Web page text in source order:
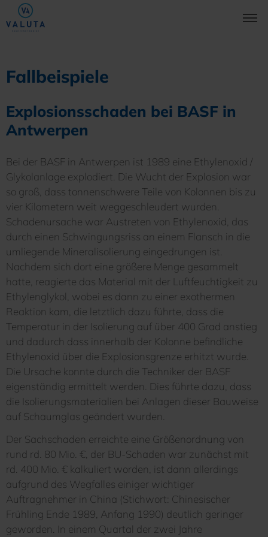
Fallbeispiele
Explosionsschaden bei BASF in
Antwerpen
Bei der BASF in Antwerpen ist 1989 eine Ethylenoxid /
Glykolanlage explodiert. Die Wucht der Explosion war
so groß, dass tonnenschwere Teile von Kolonnen bis zu
vier Kilometern weit weggeschleudert wurden.
Schadenursache war Austreten von Ethylenoxid, das
durch einen Schwingungsriss an einem Flansch in die
umliegende Mineralisolierung eingedrungen ist.
Nachdem sich dort eine größere Menge gesammelt
hatte, reagierte das Material mit der Luftfeuchtigkeit zu
Ethylenglykol, wobei es dann zu einer exothermen
Reaktion kam, die letztlich dazu führte, dass die
Temperatur in der Isolierung auf über 400 Grad anstieg
und dadurch dass innerhalb der Kolonne befindliche
Ethylenoxid über die Explosionsgrenze erhitzt wurde.
Die Ursache konnte durch die Techniker der BASF
eigenständig ermittelt werden. Dies führte dazu, dass
die Isolierungsmaterialien bei Anlagen dieser Bauweise
auf Schaumglas geändert wurden.
Der Sachschaden erreichte eine Größenordnung von
rund rd. 80 Mio. €, der BU-Schaden war zunächst mit
rd. 400 Mio. € kalkuliert worden, ist dann allerdings
aufgrund des Wegfalles einiger wichtiger
Auftragnehmer in China (Stichwort: Chinesischer
Frühling Ende 1989, Anfang 1990) deutlich geringer
geworden. In einem Quartal der zwei Jahre